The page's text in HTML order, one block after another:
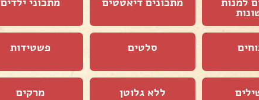
סלטים פשטידות
ללא גלוטן מרקים